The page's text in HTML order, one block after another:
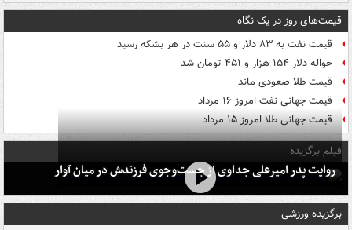
قیمت‌های روز در یک نگاه
قیمت نفت به ۸۳ دلار و ۵۵ سنت در هر بشکه رسید
حواله دلار ۱۵۴ هزار و ۴۵۱ تومان شد
قیمت طلا صعودی ماند
قیمت جهانی نفت امروز ۱۶ مرداد
قیمت جهانی طلا امروز ۱۵ مرداد
فیلم برگزیده
روایت پدر امیرعلی جداوی از جست‌وجوی فرزندش در میان آوار
برگزیده ورزشی